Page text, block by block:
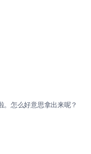
。怎么好意思拿出来呢？